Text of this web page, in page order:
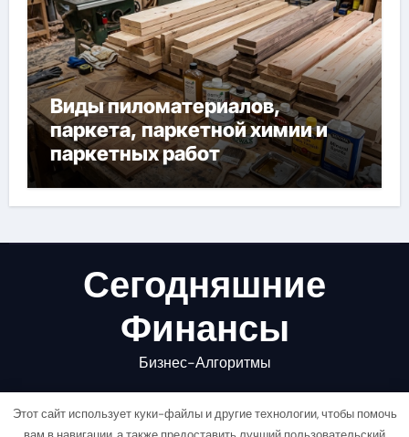
Виды пиломатериалов,
паркета, паркетной химии и
паркетных работ
Сегодняшние
Финансы
Бизнес-Алгоритмы
Этот сайт использует куки-файлы и другие технологии, чтобы помочь